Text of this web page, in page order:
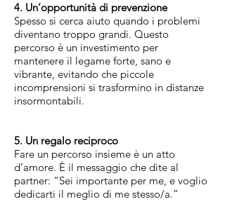
4. Un’opportunità di prevenzione
Spesso si cerca aiuto quando i problemi
diventano troppo grandi. Questo
percorso è un investimento per
mantenere il legame forte, sano e
vibrante, evitando che piccole
incomprensioni si trasformino in distanze
insormontabili.
5. Un regalo reciproco
Fare un percorso insieme è un atto
d’amore. È il messaggio che dite al
partner: “Sei importante per me, e voglio
dedicarti il meglio di me stesso/a.”​